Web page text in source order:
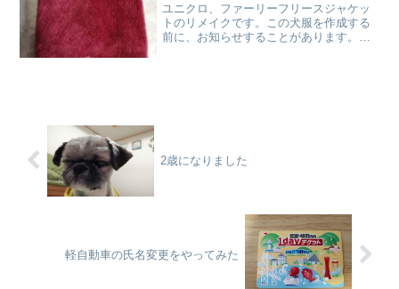
ユニクロ、ファーリーフリースジャケッ
トのリメイクです。この犬服を作成する
前に、お知らせすることがあります。そ
2歳になりました
軽自動車の氏名変更をやってみた